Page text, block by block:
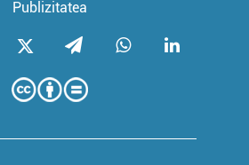
Publizitatea